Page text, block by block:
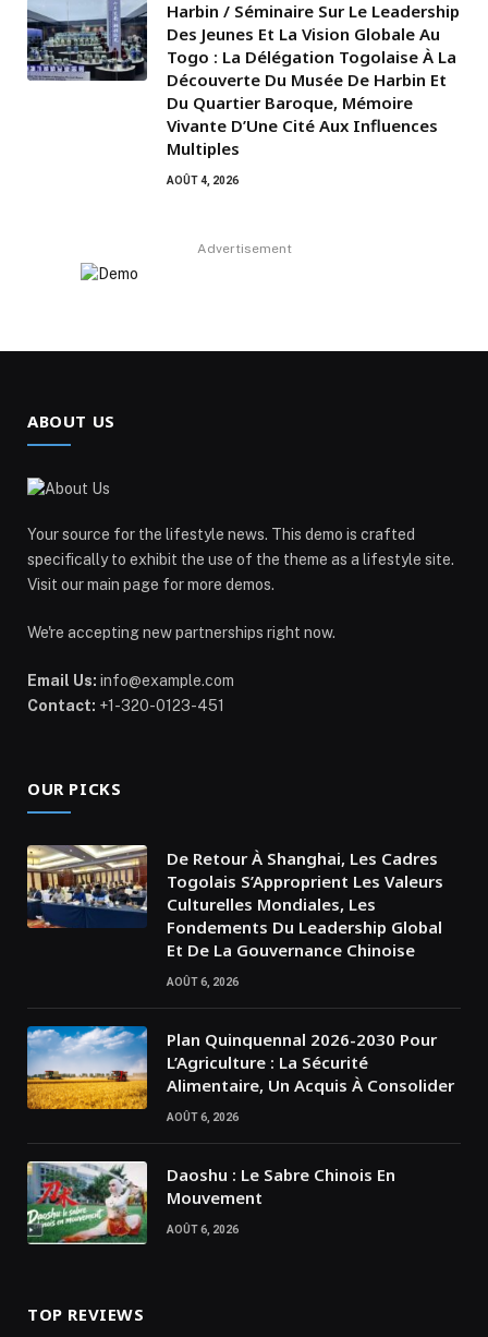
Harbin / Séminaire Sur Le Leadership
Des Jeunes Et La Vision Globale Au
Togo : La Délégation Togolaise À La
Découverte Du Musée De Harbin Et
Du Quartier Baroque, Mémoire
Vivante D’Une Cité Aux Influences
Multiples
AOÛT 4, 2026
Advertisement
ABOUT US
Your source for the lifestyle news. This demo is crafted
specifically to exhibit the use of the theme as a lifestyle site.
Visit our main page for more demos.
We're accepting new partnerships right now.
Email Us: info@example.com
Contact: +1-320-0123-451
OUR PICKS
De Retour À Shanghai, Les Cadres
Togolais S’Approprient Les Valeurs
Culturelles Mondiales, Les
Fondements Du Leadership Global
Et De La Gouvernance Chinoise
AOÛT 6, 2026
Plan Quinquennal 2026-2030 Pour
L’Agriculture : La Sécurité
Alimentaire, Un Acquis À Consolider
AOÛT 6, 2026
Daoshu : Le Sabre Chinois En
Mouvement
AOÛT 6, 2026
TOP REVIEWS